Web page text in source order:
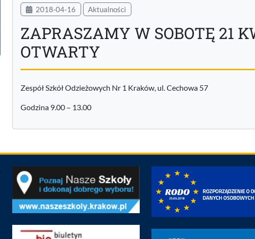
2018-04-16 Aktualności
ZAPRASZAMY W SOBOTĘ 21
OTWARTY
Zespół Szkół Odzieżowych Nr 1 Kraków, ul. Cechowa 57
Godzina 9.00 – 13.00